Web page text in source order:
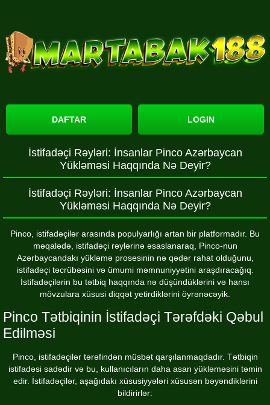
DAFTAR LOGIN
İstifadəçi Rəyləri: İnsanlar Pinco Azərbaycan
Yükləməsi Haqqında Nə Deyir?
İstifadəçi Rəyləri: İnsanlar Pinco Azərbaycan
Yükləməsi Haqqında Nə Deyir?
Pinco, istifadəçilər arasında populyarlığı artan bir platformadır. Bu
məqalədə, istifadəçi rəylərinə əsaslanaraq, Pinco-nun
Azərbaycandakı yükləmə prosesinin nə qədər rahat olduğunu,
istifadəçi təcrübəsini və ümumi məmnuniyyətini araşdıracağıq.
İstifadəçilərin bu tətbiq haqqında nə düşündüklərini və hansı
mövzulara xüsusi diqqət yetirdiklərini öyrənəcəyik.
Pinco Tətbiqinin İstifadəçi Tərəfdəki Qəbul
Edilməsi
Pinco, istifadəçilər tərəfindən müsbət qarşılanmaqdadır. Tətbiqin
istifadəsi sadədir və bu, kullanıcıların daha asan yükləməsini təmin
edir. İstifadəçilər, aşağıdakı xüsusiyyələri xüsusən bəyəndiklərini
bildirirlər: